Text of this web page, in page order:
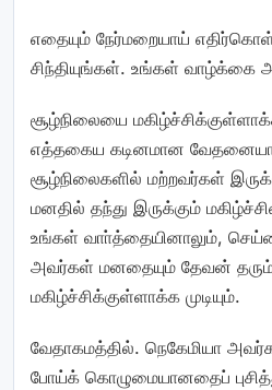
எதையும் நேர்மறையாய்
சிந்தியுங்கள். உங்கள் வாழ்க்கை
சூழ்நிலையை
எத்தகைய கடினமான
சூழ்நிலைகளில் மற்றவர்கள்
மனதில் தந்து இருக்கும்
உங்கள் வாா்த்தையினாலும்,
அவர்கள் மனதையும் தேவன்
மகிழ்ச்சிக்குள்ளாக்க முடியும்.
வேதாகமத்தில். நெகேமியா
போய்க் கொழுமையானதைப்